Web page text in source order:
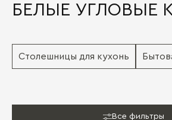
БЕЛЫЕ УГЛОВЫЕ
Столешницы для кухонь
Все фильтры